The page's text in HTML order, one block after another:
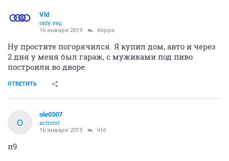
Vld
only vag
16 января 2019 Alippa
Ну простите погорячился. Я купил дом, авто и через
2 дня у меня был гараж, с мужиками под пиво
построили во дворе.
ОТВЕТИТЬ
O
ole0307
activist
16 января 2019 Vld
п9